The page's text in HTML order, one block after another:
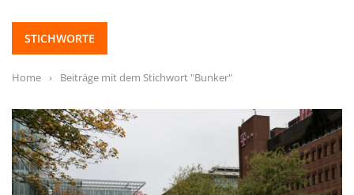
STICHWORTE
Home › Beiträge mit dem Stichwort "Bunker"